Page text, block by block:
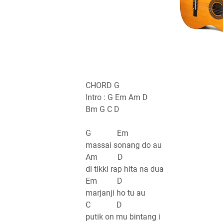
CHORD G
Intro : G Em Am D
Bm G C D
G Em
massai sonang do au
Am D
di tikki rap hita na dua
Em D
marjanji ho tu au
C D
putik on mu bintang i